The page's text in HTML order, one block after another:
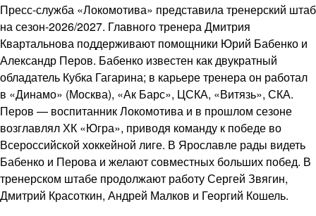
Пресс-служба «Локомотива» представила тренерский штаб
на сезон-2026/2027. Главного тренера Дмитрия
Квартальнова поддерживают помощники Юрий Бабенко и
Александр Перов. Бабенко известен как двукратный
обладатель Кубка Гагарина; в карьере тренера он работал
в «Динамо» (Москва), «Ак Барс», ЦСКА, «Витязь», СКА.
Перов — воспитанник Локомотива и в прошлом сезоне
возглавлял ХК «Югра», приводя команду к победе во
Всероссийской хоккейной лиге. В Ярославле рады видеть
Бабенко и Перова и желают совместных больших побед. В
тренерском штабе продолжают работу Сергей Звягин,
Дмитрий Красоткин, Андрей Малков и Георгий Кошель.